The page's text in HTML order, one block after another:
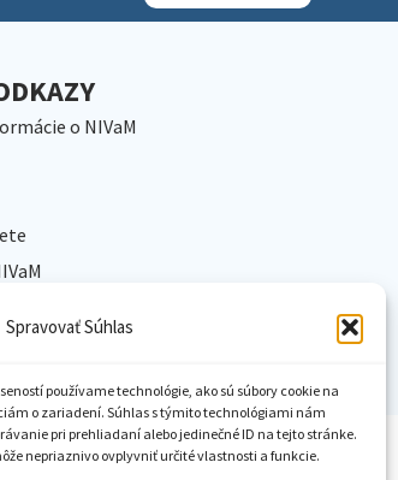
Spravovať Súhlas
používame technológie, ako sú súbory cookie na
o zariadení. Súhlas s týmito technológiami nám
pri prehliadaní alebo jedinečné ID na tejto stránke.
nepriaznivo ovplyvniť určité vlastnosti a funkcie.
o NIVaM
Nastavenia cookies GDPR